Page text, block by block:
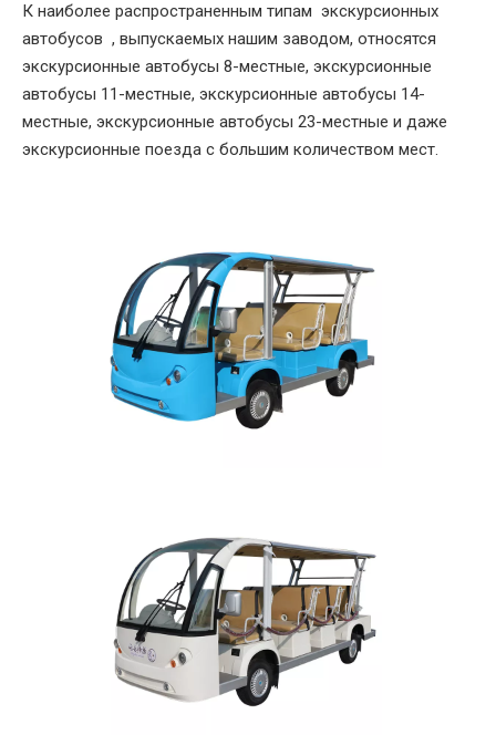
К наиболее распространенным типам экскурсионных
автобусов , выпускаемых нашим заводом, относятся
экскурсионные автобусы 8-местные, экскурсионные
автобусы 11-местные, экскурсионные автобусы 14-
местные, экскурсионные автобусы 23-местные и даже
экскурсионные поезда с большим количеством мест.